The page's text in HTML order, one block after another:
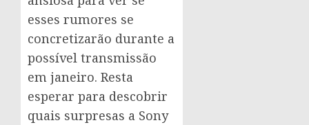
esses rumores se
concretizarão durante a
possível transmissão
em janeiro. Resta
esperar para descobrir
quais surpresas a Sony